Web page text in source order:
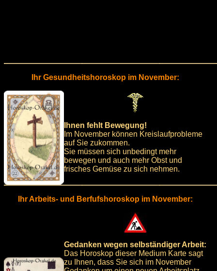
Ihr Gesundheitshoroskop im November:
Ihnen fehlt Bewegung!
Im November können Kreislaufprobleme
auf Sie zukommen.
Sie müssen sich unbedingt mehr
bewegen und auch mehr Obst und
frisches Gemüse zu sich nehmen.
Ihr Arbeits- und Berfufshoroskop im November:
Gedanken wegen selbständiger Arbeit:
Das Horoskop dieser Medium Karte sagt
zu Ihnen, dass Sie sich im November